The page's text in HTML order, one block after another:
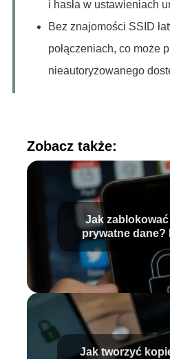
i hasła w ustawieniach
Bez znajomości SSID
połączeniach, co może
nieautoryzowanego
Zobacz także:
Jak
prywatne dane?
Jak tworzyć